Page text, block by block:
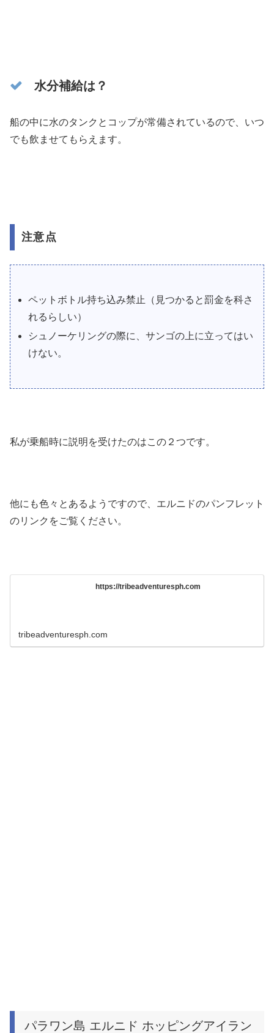
水分補給は？
船の中に水のタンクとコップが常備されているので、いつ
でも飲ませてもらえます。
注意点
ペットボトル持ち込み禁止（見つかると罰金を科さ
れるらしい）
シュノーケリングの際に、サンゴの上に立ってはい
けない。
私が乗船時に説明を受けたのはこの２つです。
他にも色々とあるようですので、エルニドのパンフレット
のリンクをご覧ください。
https://tribeadventuresph.com
tribeadventuresph.com
パラワン島 エルニド ホッピングアイラン